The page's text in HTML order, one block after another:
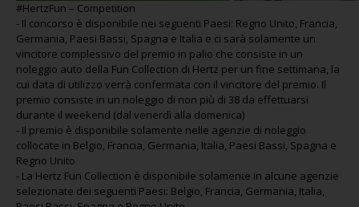
#HertzFun – Competition
- Il concorso è disponibile nei seguenti Paesi: Regno Unito, Francia,
Germania, Paesi Bassi, Spagna e Italia e ci sarà solamente un
vincitore complessivo del premio in palio che consiste in un
noleggio auto della Fun Collection di Hertz per un fine settimana, la
cui data di utilizzo verrà confermata con il vincitore del premio. Il
premio consiste in un noleggio di non più di 38 da effettuarsi
durante il weekend (dal venerdì alla domenica)
- Il premio è disponibile solamente nelle agenzie di noleggio
collocate in Belgio, Francia, Germania, Italia, Paesi Bassi, Spagna e
Regno Unito
- La Hertz Fun Collection è disponibile solamente in alcune agenzie
selezionate dei seguenti Paesi: Belgio, Francia, Germania, Italia,